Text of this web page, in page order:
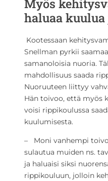
Myös
haluaa
Kootessaan
Snellman pyrkii
samanoloisia nuoria.
mahdollisuus saada
Nuoruuteen liittyy
Hän toivoo, että myös
voisi rippikoulussa
kuulumisesta.
– Moni vanhempi
sulautua muiden ns.
ja haluaisi siksi
rippikouluun, jolloin